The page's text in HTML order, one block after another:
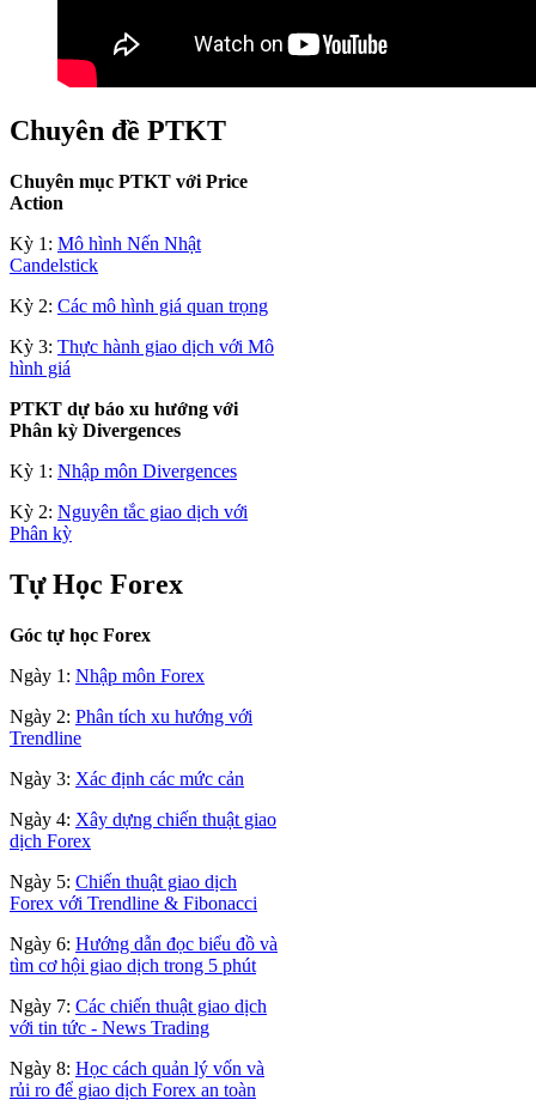
Chuyên đề PTKT
Chuyên mục PTKT với Price
Action
Kỳ 1: Mô hình Nến Nhật
Candelstick
Kỳ 2: Các mô hình giá quan trọng
Kỳ 3: Thực hành giao dịch với Mô
hình giá
PTKT dự báo xu hướng với
Phân kỳ Divergences
Kỳ 1: Nhập môn Divergences
Kỳ 2: Nguyên tắc giao dịch với
Phân kỳ
Tự Học Forex
Góc tự học Forex
Ngày 1: Nhập môn Forex
Ngày 2: Phân tích xu hướng với
Trendline
Ngày 3: Xác định các mức cản
Ngày 4: Xây dựng chiến thuật giao
dịch Forex
Ngày 5: Chiến thuật giao dịch
Forex với Trendline & Fibonacci
Ngày 6: Hướng dẫn đọc biểu đồ và
tìm cơ hội giao dịch trong 5 phút
Ngày 7: Các chiến thuật giao dịch
với tin tức - News Trading
Ngày 8: Học cách quản lý vốn và
rủi ro để giao dịch Forex an toàn